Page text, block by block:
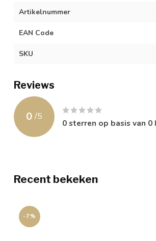
Artikelnummer
EAN Code
SKU
Reviews
0 /5
0sterren op basis van 0
Recent bekeken
-7%